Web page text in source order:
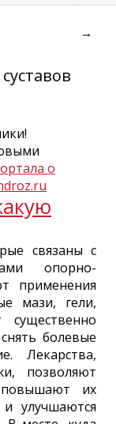
→
о
связаны с
опорно-
применения
мази, гели,
болевые
Лекарства,
позволяют
повышают их
и улучшаются